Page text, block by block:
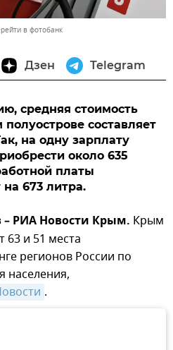
в фотобанк
Дзен Telegram
средняя стоимость
составляет
на одну зарплату
около 635
платы
на 673 литра.
РИА Новости Крым. Крым
63 и 51 места
регионов России по
населения,
.